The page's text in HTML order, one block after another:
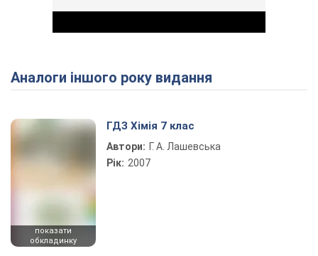
Play Video
Аналоги іншого року видання
показати
обкладинку
ГДЗ Хімія 7 клас
Автори: Г. А. Лашевська
Рік: 2007